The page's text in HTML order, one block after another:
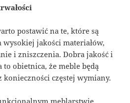
postawić na te, które są
jakości materiałów,
i zniszczenia. Dobra jakość i
obietnica, że meble będą
konieczności częstej wymiany.
meblarstwie